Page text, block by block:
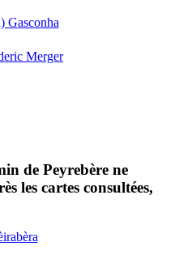
Gasconha
Merger
de Peyrebère ne
les cartes consultées,